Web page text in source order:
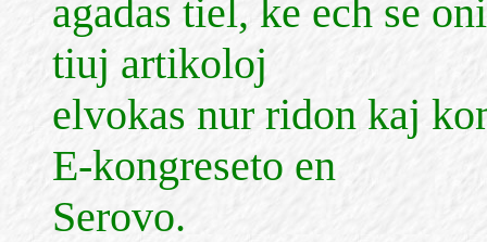
agadas tiel, ke ech se
tiuj artikoloj
elvokas nur ridon kaj
E-kongreseto en
Serovo.